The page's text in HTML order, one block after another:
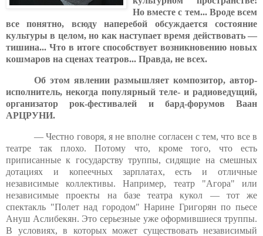
Но вместе с тем... Вроде всем
все понятно, всюду наперебой обсуждается состояние
культуры в целом, но как наступает время действовать —
тишина... Что в итоге способствует возникновению новых
кошмаров на сценах театров... Правда, не всех.
Об этом явлении размышляет композитор, автор-
исполнитель, некогда популярный теле- и радиоведущий,
организатор рок-фестивалей и бард-форумов Ваан
АРЦРУНИ.
— Честно говоря, я не вполне согласен с тем, что все в
театре так плохо. Потому что, кроме того, что есть
приписанные к государству труппы, сидящие на смешных
дотациях и копеечных зарплатах, есть и отличные
независимые коллективы. Например, театр "Агора" или
независимые проекты на базе театра кукол — тот же
спектакль "Полет над городом" Нарине Григорян по пьесе
Ануш Аслибекян. Это серьезные уже оформившиеся труппы.
В условиях, в которых может существовать независимый